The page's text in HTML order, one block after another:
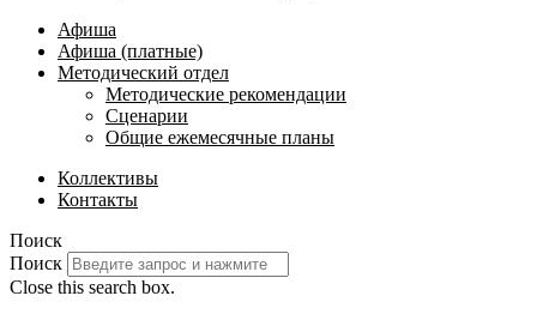
Афиша
Афиша (платные)
Методический отдел
Методические рекомендации
Сценарии
Общие ежемесячные планы
Коллективы
Контакты
Поиск
Поиск
Close this search box.